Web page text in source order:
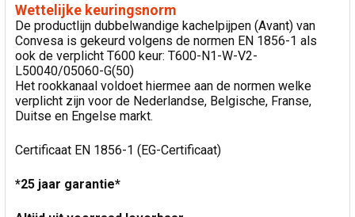
Wettelijke keuringsnorm
De productlijn dubbelwandige kachelpijpen (Avant) van
Convesa is gekeurd volgens de normen EN 1856-1 als
ook de verplicht T600 keur: T600-N1-W-V2-
L50040/05060-G(50)
Het rookkanaal voldoet hiermee aan de normen welke
verplicht zijn voor de Nederlandse, Belgische, Franse,
Duitse en Engelse markt.
Certificaat EN 1856-1 (EG-Certificaat)
*25 jaar garantie*